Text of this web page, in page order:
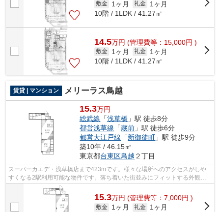
敷金 1ヶ月 礼金
1ヶ月
10階 / 1LDK / 41.27㎡
14.5万円 (管理費等：15,000円 )
敷金 1ヶ月 礼金
1ヶ月
10階 / 1LDK / 41.27㎡
賃貸 | マンション メリーラス鳥越
15.3万円
総武線 「浅草橋 」駅 徒歩8分
都営浅草線 「蔵前 」駅 徒歩6分
都営大江戸線 「新御徒町 」駅 徒歩9分
築10年 / 46.15㎡
東京都台東区鳥越 ２丁目
スーパーカエデ・浅草橋店まで423mです。様々な場所へのアクセスがしや
すくなる2駅利用可能な物件です。落ち着いた街並みにフィットする外観タ
イルのマンション。こちらは初期費用をカ...
15.3万円 (管理費等：7,000円 )
敷金 1ヶ月 礼金
1ヶ月